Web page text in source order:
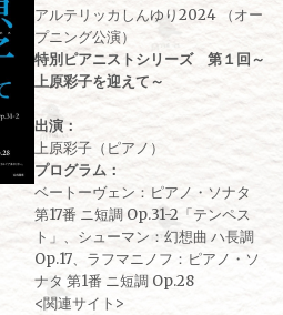
アルテリッカしんゆり2024 （オー
プニング公演）
特別ピアニストシリーズ 第１回～
上原彩子を迎えて～
出演：
上原彩子（ピアノ）
プログラム：
ベートーヴェン：ピアノ・ソナタ
第17番 ニ短調 Op.31-2「テンペス
ト」、シューマン：幻想曲 ハ長調
Op.17、ラフマニノフ：ピアノ・ソ
ナタ 第1番 ニ短調 Op.28
<関連サイト>